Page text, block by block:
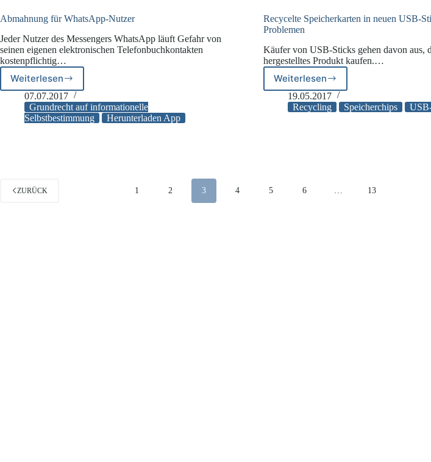
Abmahnung für WhatsApp-Nutzer
Jeder Nutzer des Messengers WhatsApp läuft Gefahr von
seinen eigenen elektronischen Telefonbuchkontakten
kostenpflichtig…
WeiterlesenAbmahnung
für
WhatsApp-
Nutzer
07.07.2017
Grundrecht auf informationelle
Selbstbestimmung
Herunterladen App
Recycelte Speicherkarten in neuen USB-
Problemen
Käufer von USB-Sticks gehen davon aus,
hergestelltes Produkt kaufen.…
Weiterlesen
Recycelte
Speicherkarten
in
19.05.2017
Recycling
Speicherchips
ZURÜCK 1 2 3 4 5 6 13